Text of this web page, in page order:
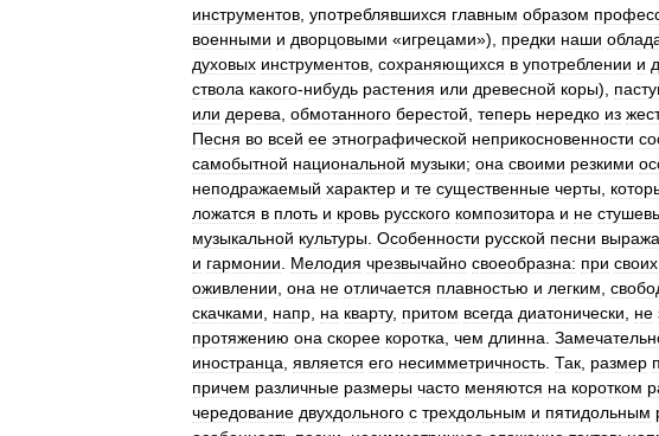
инструментов употреблявшихся главным образом
военными и дворцовыми «игрецами»), предки наши
духовых инструментов сохраняющихся в употреблении и
ствола какого-нибудь растения или древесной коры),
или дерева обмотанного берестой теперь нередко из
Песня во всей ее этнографической неприкосновенности
самобытной национальной музыки; она своими резкими
неподражаемый характер и те существенные черты
ложатся в плоть и кровь русского композитора и не
музыкальной культуры Особенности русской песни
и гармонии Мелодия чрезвычайно своеобразна: при своих
оживлении она не отличается плавностью и легким
скачками
напр на кварту, притом всегда диатонически не
протяжению она скорее коротка чем длинна
иностранца является его несимметричность Так размер
причем различные размеры часто меняются на коротком
чередование двухдольного с трехдольным и пятидольным